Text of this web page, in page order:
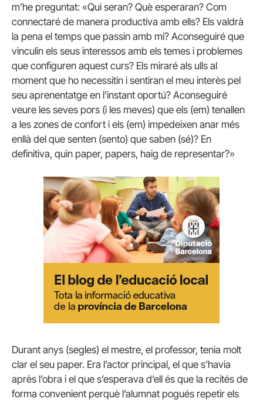
m’he preguntat: «Qui seran? Què esperaran? Com
connectaré de manera productiva amb ells? Els valdrà
la pena el temps que passin amb mi? Aconseguiré que
vinculin els seus interessos amb els temes i problemes
que configuren aquest curs? Els miraré als ulls al
moment que ho necessitin i sentiran el meu interès pel
seu aprenentatge en l’instant oportú? Aconseguiré
veure les seves pors (i les meves) que els (em) tenallen
a les zones de confort i els (em) impedeixen anar més
enllà del que senten (sento) que saben (sé)? En
definitiva, quin paper, papers, haig de representar?»
Durant anys (segles) el mestre, el professor, tenia molt
clar el seu paper. Era l’actor principal, el que s’havia
après l’obra i el que s’esperava d’ell és que la recités de
forma convenient perquè l’alumnat pogués repetir els